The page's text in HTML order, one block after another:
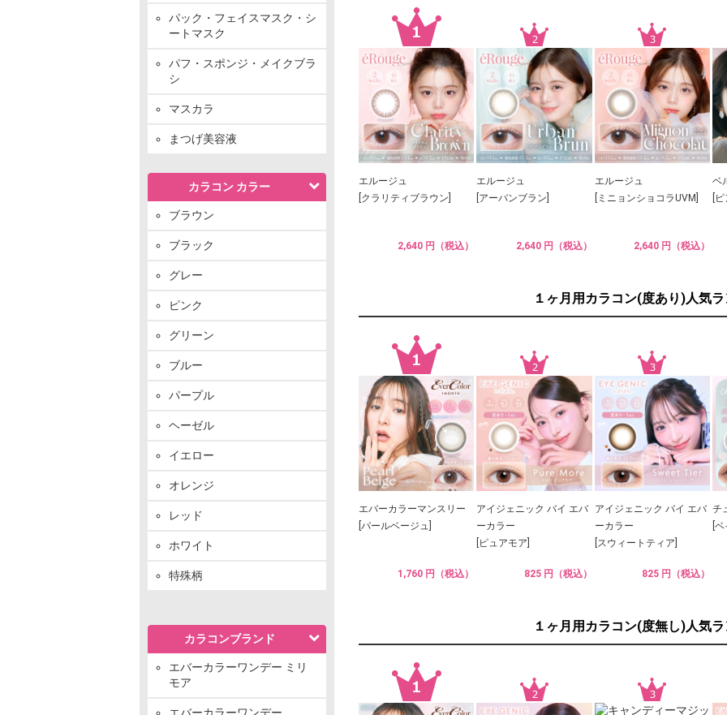
パック・フェイスマスク・シ
ートマスク
パフ・スポンジ・メイクブラ
シ
マスカラ
まつげ美容液
カラコン カラー
ブラウン
ブラック
グレー
ピンク
グリーン
ブルー
パープル
ヘーゼル
イエロー
オレンジ
レッド
ホワイト
特殊柄
カラコンブランド
エバーカラーワンデー ミリ
モア
エバーカラーワンデー
エルージュ
[クラリティブラウン]
2,640 円（税込）
エルージュ
[アーバンブラン]
2,640 円（税込）
エルージュ
[ミニョンショコラUVM]
2,640 円（税込）
ベ
[
１ヶ月用カラコン(度あり)人気
エバーカラーマンスリー
[パールベージュ]
1,760 円（税込）
アイジェニック バイ エバ
ーカラー
[ピュアモア]
825 円（税込）
アイジェニック バイ エバ
ーカラー
[スウィートティア]
825 円（税込）
チ
[
１ヶ月用カラコン(度無し)人気